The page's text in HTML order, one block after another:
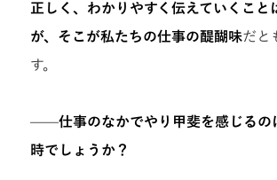
正しく、わかりやすく伝えていくこと
が、そこが私たちの仕事の醍醐味だと
す。
——仕事のなかでやり甲斐を感じるの
時でしょうか？